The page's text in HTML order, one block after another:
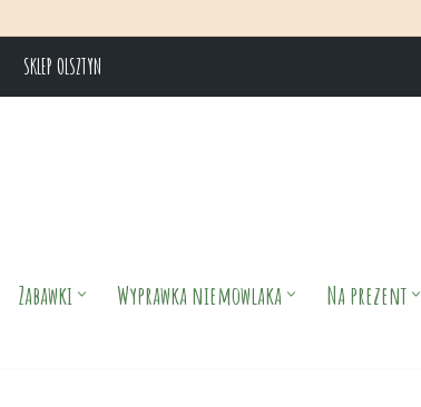
SKLEP OLSZTYN
Zabawki Wyprawka niemowlaka Na prezent